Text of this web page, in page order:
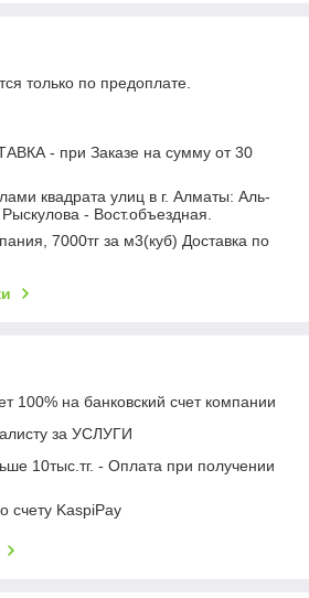
только по предоплате.
- при Заказе на сумму от 30
квадрата улиц в г. Алматы: Аль-
- Вост.объездная.
7000тг за м3(куб) Доставка по
100% на банковский счет компании
за УСЛУГИ
10тыс.тг. - Оплата при получении
счету KaspiPay